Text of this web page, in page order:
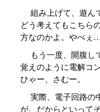
組み上げて、遊ん
どう考えてもこちら
方なのかよ。やべぇ
もう一度、開腹し
覚えのように電解コ
ひゃー、さむー。
実際、電子回路の
が、だからといって